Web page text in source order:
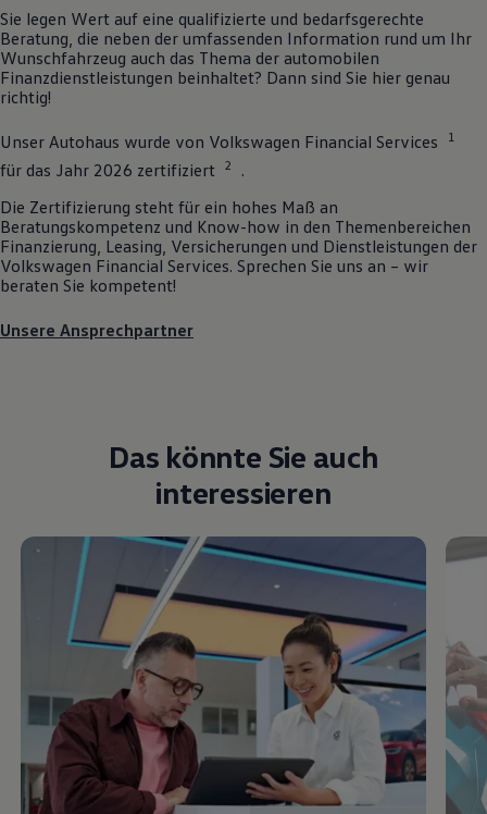
Sie legen Wert auf eine qualifizierte und bedarfsgerechte
Beratung, die neben der umfassenden Information rund um Ihr
Wunschfahrzeug auch das Thema der automobilen
Finanzdienstleistungen beinhaltet? Dann sind Sie hier genau
richtig!
Unser Autohaus wurde von Volkswagen Financial Services 1
für das Jahr 2026 zertifiziert 2
.
Die Zertifizierung steht für ein hohes Maß an
Beratungskompetenz und Know-how in den Themenbereichen
Finanzierung, Leasing, Versicherungen und Dienstleistungen der
Volkswagen Financial Services. Sprechen Sie uns an – wir
beraten Sie kompetent!
Unsere Ansprechpartner
Das könnte Sie auch
interessieren